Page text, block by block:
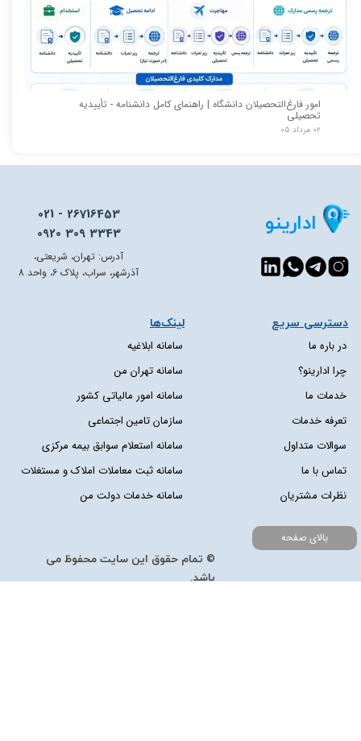
امور فارغ‌التحصیلان دانشگاه | راهنمای کامل دانشنامه - تأییدیه
تحصیلی
۰۲ مرداد ۰۵
ادارینو
021 - 26716453
0920 309 3343
در باره ما
چرا ادارینو؟
خدمات ما
تعرفه خدمات
سوالات متداول
تماس با ما
نظرات مشتریان
دسترسی سریع​​​​​​​ لینک‌ها
سامانه ابلاغیه
سامانه تهران من
سامانه امور مالیاتی کشور
سازمان تامین اجتماعی
سامانه استعلام سوابق بیمه مرکزی
سامانه ثبت معاملات املاک و مستغلات
سامانه خدمات دولت من
© تمام حقوق این سایت محفوظ می
باشد.
بالای صفحه
آدرس: تهران، شریعتی،
آذرشهر، سراب، پلاک 6، واحد 8